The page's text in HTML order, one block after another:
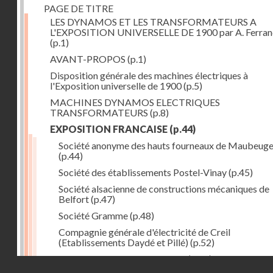
PAGE DE TITRE
LES DYNAMOS ET LES TRANSFORMATEURS A
L'EXPOSITION UNIVERSELLE DE 1900 par A.
(p.1)
AVANT-PROPOS (p.1)
Disposition générale des machines électriques à
l'Exposition universelle de 1900(p.5)
MACHINES DYNAMOS ELECTRIQUES
TRANSFORMATEURS (p.8)
EXPOSITION FRANCAISE (p.44)
Société anonyme des hauts fourneaux de Maubeuge
(p.44)
Société des établissements Postel-Vinay(p.45)
Société alsacienne de constructions mécaniques de
Belfort(p.47)
Société Gramme(p.48)
Compagnie générale d'électricité de Creil
(Etablissements Daydé et Pillé) (p.52)
Compagnie générale de Nancy(p.52)